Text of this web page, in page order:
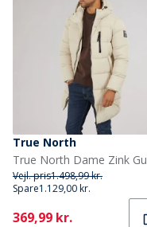
True North
Vejl. pris1.498,99 kr.
Spare1.129,00 kr.
Current
369,99 kr.